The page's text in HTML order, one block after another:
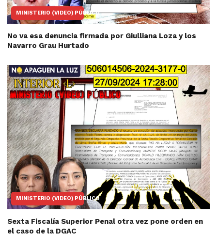
MINISTERIO (VIDEO) PÚBLICO
No va esa denuncia firmada por Giulliana Loza y los
Navarro Grau Hurtado
MINISTERIO (VIDEO) PÚBLICO
Sexta Fiscalía Superior Penal otra vez pone orden en
el caso de la DGAC